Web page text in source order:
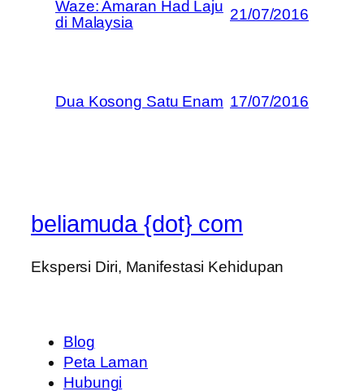
Waze: Amaran Had Laju
di Malaysia
21/07/2016
Dua Kosong Satu Enam 17/07/2016
beliamuda {dot} com
Ekspersi Diri, Manifestasi Kehidupan
Blog
Peta Laman
Hubungi